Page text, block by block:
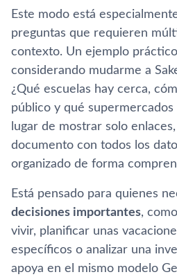
Este modo está
preguntas que requieren
contexto. Un ejemplo
considerando mudarme a
¿Qué escuelas hay cerca,
público y qué supermercados
lugar de mostrar solo
documento con todos los
organizado de forma
Está pensado para quienes
decisiones importantes,
vivir, planificar unas
específicos o analizar una
apoya en el mismo modelo